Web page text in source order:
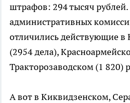
штрафов: 294 тысяч
административных
отличились действующие в
(2954 дела),
Тракторозаводском (1 820)
А вот в Киквидзенском,